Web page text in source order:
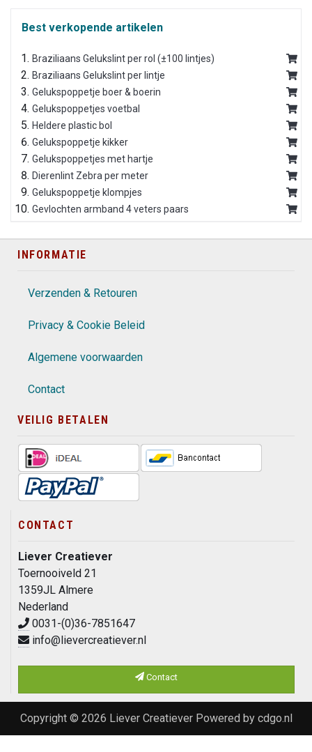
Best verkopende artikelen
Braziliaans Gelukslint per rol (±100 lintjes)
Braziliaans Gelukslint per lintje
Gelukspoppetje boer & boerin
Gelukspoppetjes voetbal
Heldere plastic bol
Gelukspoppetje kikker
Gelukspoppetjes met hartje
Dierenlint Zebra per meter
Gelukspoppetje klompjes
Gevlochten armband 4 veters paars
INFORMATIE
Verzenden & Retouren
Privacy & Cookie Beleid
Algemene voorwaarden
Contact
VEILIG BETALEN
CONTACT
Liever Creatiever
Toernooiveld 21
1359JL Almere
Nederland
0031-(0)36-7851647
info@lievercreatiever.nl
Contact
Copyright © 2026 Liever CreatieverPowered by cdgo.nl